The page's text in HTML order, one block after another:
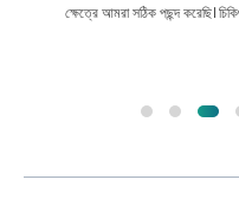
ক্ষেত্রে আমরা সঠিক পছন্দ করেছি।